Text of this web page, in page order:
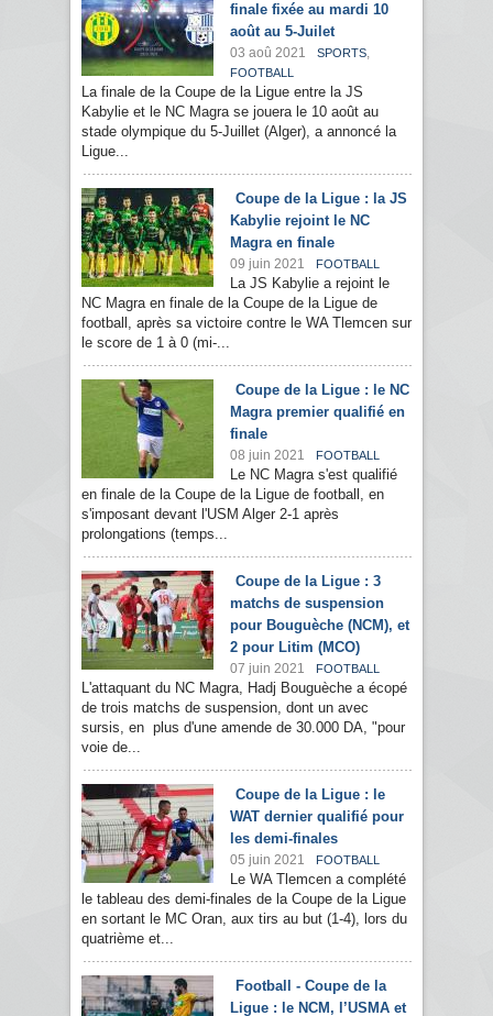
finale fixée au mardi 10
août au 5-Juilet
03 aoû 2021 SPORTS,
FOOTBALL
La finale de la Coupe de la Ligue entre la JS
Kabylie et le NC Magra se jouera le 10 août au
stade olympique du 5-Juillet (Alger), a annoncé la
Ligue...
Coupe de la Ligue : la JS
Kabylie rejoint le NC
Magra en finale
09 juin 2021 FOOTBALL
La JS Kabylie a rejoint le
NC Magra en finale de la Coupe de la Ligue de
football, après sa victoire contre le WA Tlemcen sur
le score de 1 à 0 (mi-...
Coupe de la Ligue : le NC
Magra premier qualifié en
finale
08 juin 2021 FOOTBALL
Le NC Magra s'est qualifié
en finale de la Coupe de la Ligue de football, en
s'imposant devant l'USM Alger 2-1 après
prolongations (temps...
Coupe de la Ligue : 3
matchs de suspension
pour Bouguèche (NCM), et
2 pour Litim (MCO)
07 juin 2021 FOOTBALL
L'attaquant du NC Magra, Hadj Bouguèche a écopé
de trois matchs de suspension, dont un avec
sursis, en plus d'une amende de 30.000 DA, "pour
voie de...
Coupe de la Ligue : le
WAT dernier qualifié pour
les demi-finales
05 juin 2021 FOOTBALL
Le WA Tlemcen a complété
le tableau des demi-finales de la Coupe de la Ligue
en sortant le MC Oran, aux tirs au but (1-4), lors du
quatrième et...
Football - Coupe de la
Ligue : le NCM, l’USMA et